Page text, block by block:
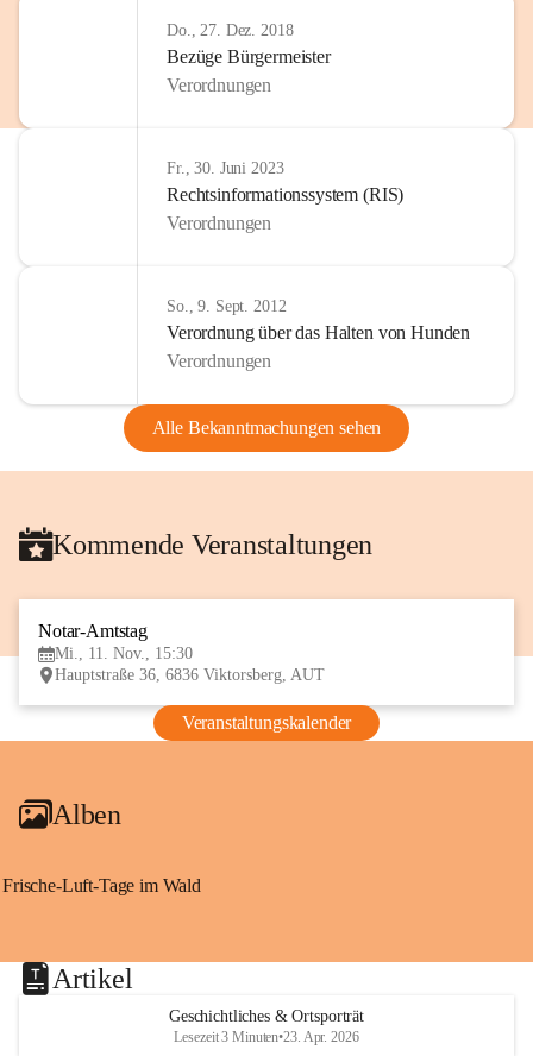
Do., 27. Dez. 2018
Bezüge Bürgermeister
Verordnungen
Fr., 30. Juni 2023
Rechtsinformationssystem (RIS)
Verordnungen
So., 9. Sept. 2012
Verordnung über das Halten von Hunden
Verordnungen
Alle Bekanntmachungen sehen
Kommende Veranstaltungen
Notar-Amtstag
Mi., 11. Nov., 15:30
Hauptstraße 36, 6836 Viktorsberg, AUT
Veranstaltungskalender
Alben
Frische-Luft-Tage im Wald
Artikel
Geschichtliches & Ortsporträt
Lesezeit 3 Minuten•23. Apr. 2026